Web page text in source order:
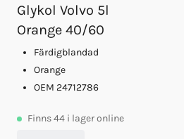
Glykol Volvo 5l
Orange 40/60
Färdigblandad
Orange
OEM 24712786
Finns44 i lager online